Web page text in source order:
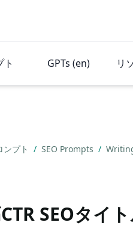
ト GPTs (en) リ
ンプト / SEO Prompts /
SEOタイ